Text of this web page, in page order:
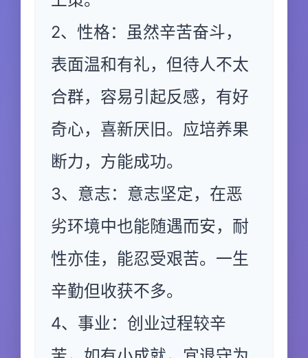
2、性格：虽然辛苦奋斗，
表面温和有礼，但待人不太
合群，容易引起反感，有好
奇心，喜新厌旧。应培养果
断力，方能成功。
3、意志：意志坚定，在恶
劣环境中也能随遇而安，耐
性亦佳，能忍受艰苦。一生
辛勤但收获不多。
4、事业：创业过程较辛